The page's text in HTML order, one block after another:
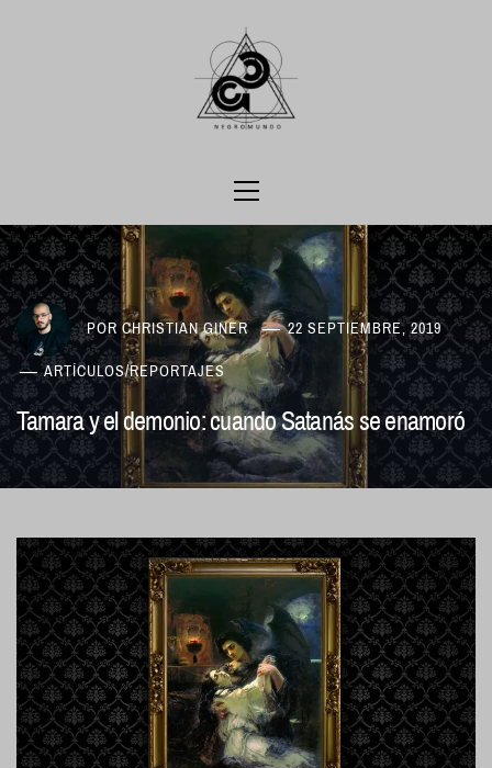
principal
POR CHRISTIAN GINER 22 SEPTIEMBRE, 2019
ARTÍCULOS/REPORTAJES
Tamara y el demonio: cuando Satanás se enamoró